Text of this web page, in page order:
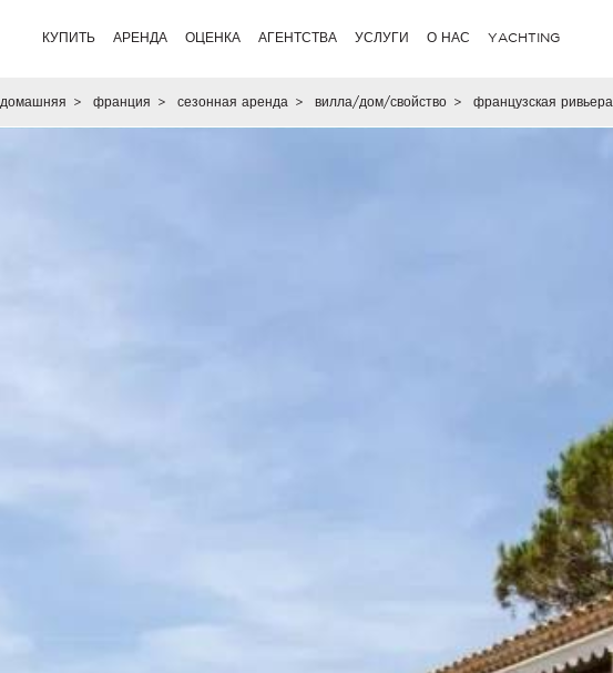
КУПИТЬ АРЕНДА ОЦЕНКА АГЕНТСТВА УСЛУГИ О НАС YACHTING
домашняя > франция > сезонная аренда > вилла/дом/свойство > французская ривьера